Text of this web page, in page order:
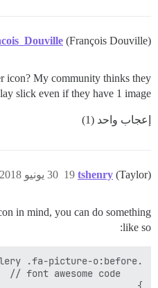
(François Douville)
icon? My community thinks they
slick even if they have 1 image.
إعجاب واحد (1)
tshenry (Taylor) 30 يونيو 2018، 7:26ص 19
in mind, you can do something
like so: